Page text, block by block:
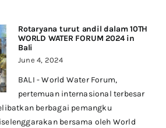
Rotaryana turut andil dalam 10TH
WORLD WATER FORUM 2024 in
Bali
June 4, 2024
BALI - World Water Forum,
pertemuan internasional terbesar
berbagai pemangku
bersama oleh World